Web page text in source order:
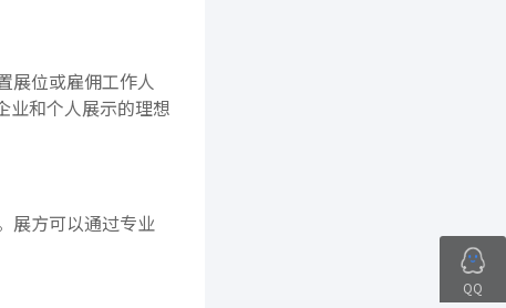
展位或雇佣工作人
业和个人展示的理想
展方可以通过专业
QQ